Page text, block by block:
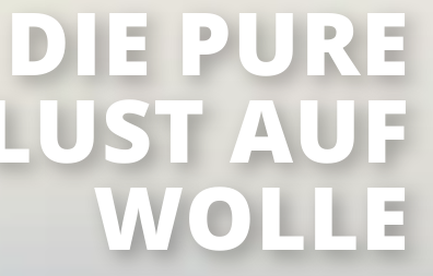
DIE PURE
AUF
WOLLE